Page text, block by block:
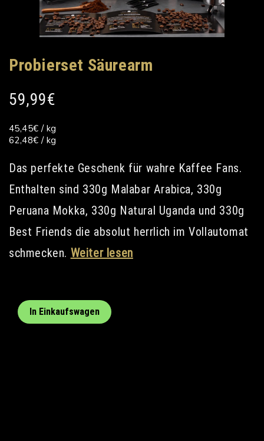
Probierset Säurearm
59,99€
Grundpreis
45,45€ / pro
kg
Grundpreis
62,48€ / pro
kg
Das perfekte Geschenk für wahre Kaffee Fans.
Enthalten sind 330g Malabar Arabica, 330g
Peruana Mokka, 330g Natural Uganda und 330g
Best Friends die absolut herrlich im Vollautomat
schmecken. Weiter lesen
In Einkaufswagen